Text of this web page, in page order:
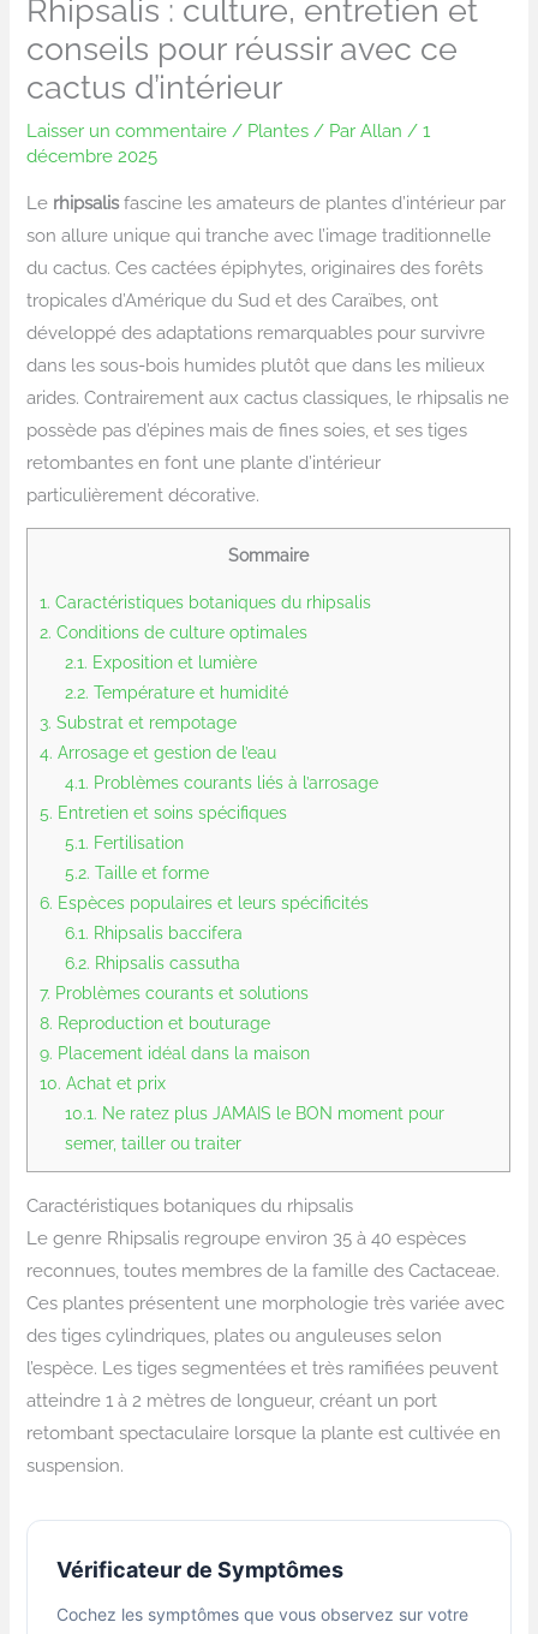
Rhipsalis : culture, entretien et
conseils pour réussir avec ce
cactus d’intérieur
Laisser un commentaire / Plantes / ParAllan /1
décembre 2025
Le rhipsalisfascine les amateurs de plantes d’intérieur par
son allure unique qui tranche avec l’image traditionnelle
du cactus. Ces cactées épiphytes, originaires des forêts
tropicales d’Amérique du Sud et des Caraïbes, ont
développé des adaptations remarquables pour survivre
dans les sous-bois humides plutôt que dans les milieux
arides. Contrairement aux cactus classiques, le rhipsalis ne
possède pas d’épines mais de fines soies, et ses tiges
retombantes en font une plante d’intérieur
particulièrement décorative.
Sommaire
1. Caractéristiques botaniques du rhipsalis
2. Conditions de culture optimales
2.1. Exposition et lumière
2.2. Température et humidité
3. Substrat et rempotage
4. Arrosage et gestion de l’eau
4.1. Problèmes courants liés à l’arrosage
5. Entretien et soins spécifiques
5.1. Fertilisation
5.2. Taille et forme
6. Espèces populaires et leurs spécificités
6.1. Rhipsalis baccifera
6.2. Rhipsalis cassutha
7. Problèmes courants et solutions
8. Reproduction et bouturage
9. Placement idéal dans la maison
10. Achat et prix
10.1. Ne ratez plus JAMAIS le BON moment pour
semer, tailler ou traiter
Caractéristiques botaniques du rhipsalis
Le genre Rhipsalis regroupe environ 35 à 40 espèces
reconnues, toutes membres de la famille des Cactaceae.
Ces plantes présentent une morphologie très variée avec
des tiges cylindriques, plates ou anguleuses selon
l’espèce. Les tiges segmentées et très ramifiées peuvent
atteindre 1 à 2 mètres de longueur, créant un port
retombant spectaculaire lorsque la plante est cultivée en
suspension.
Vérificateur de Symptômes
Cochez les symptômes que vous observez sur votre